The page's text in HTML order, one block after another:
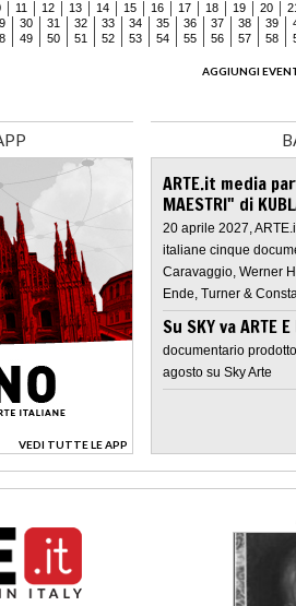
11 12 13 14 15 16 17 18 19 20
21
30 31 32 33 34 35 36 37 38 39
49 50 51 52 53 54 55 56 57 58
AGGIUNGI
VEDI TUTTE LE APP
>
ARTE.it media
MAESTRI" di
20 aprile 2027,
italiane cinque
Caravaggio, Werner
Ende, Turner &
Su SKY va ARTE E
documentario
agosto su Sky Arte